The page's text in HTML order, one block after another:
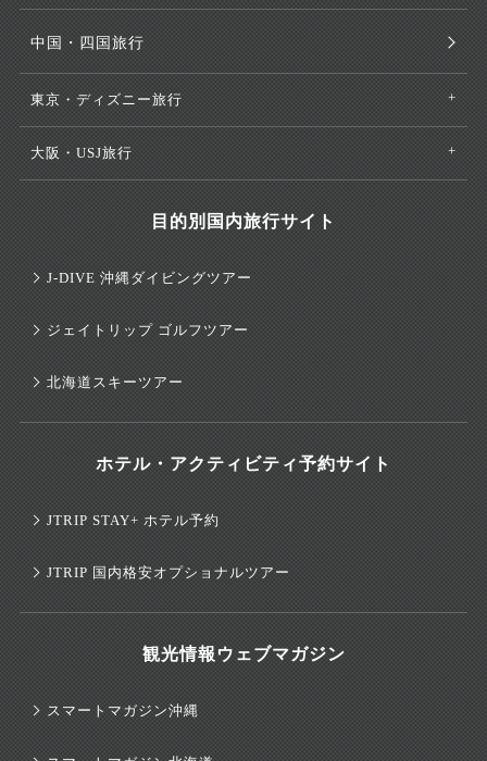
中国・四国旅行
東京・ディズニー旅行
大阪・USJ旅行
目的別国内旅行サイト
J-DIVE 沖縄ダイビングツアー
ジェイトリップ ゴルフツアー
北海道スキーツアー
ホテル・アクティビティ予約サイト
JTRIP STAY+ ホテル予約
JTRIP 国内格安オプショナルツアー
観光情報ウェブマガジン
スマートマガジン沖縄